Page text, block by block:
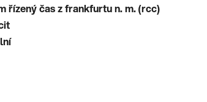
řízený čas z frankfurtu n. m. (rcc)